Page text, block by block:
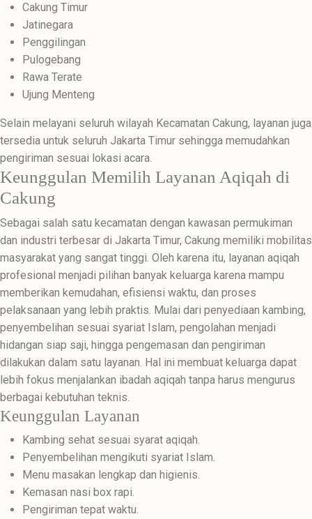
Cakung Timur
Jatinegara
Penggilingan
Pulogebang
Rawa Terate
Ujung Menteng
Selain melayani seluruh wilayah Kecamatan Cakung, layanan juga
tersedia untuk seluruh Jakarta Timur sehingga memudahkan
pengiriman sesuai lokasi acara.
Keunggulan Memilih Layanan Aqiqah di
Cakung
Sebagai salah satu kecamatan dengan kawasan permukiman
dan industri terbesar di Jakarta Timur, Cakung memiliki mobilitas
masyarakat yang sangat tinggi. Oleh karena itu, layanan aqiqah
profesional menjadi pilihan banyak keluarga karena mampu
memberikan kemudahan, efisiensi waktu, dan proses
pelaksanaan yang lebih praktis. Mulai dari penyediaan kambing,
penyembelihan sesuai syariat Islam, pengolahan menjadi
hidangan siap saji, hingga pengemasan dan pengiriman
dilakukan dalam satu layanan. Hal ini membuat keluarga dapat
lebih fokus menjalankan ibadah aqiqah tanpa harus mengurus
berbagai kebutuhan teknis.
Keunggulan Layanan
Kambing sehat sesuai syarat aqiqah.
Penyembelihan mengikuti syariat Islam.
Menu masakan lengkap dan higienis.
Kemasan nasi box rapi.
Pengiriman tepat waktu.